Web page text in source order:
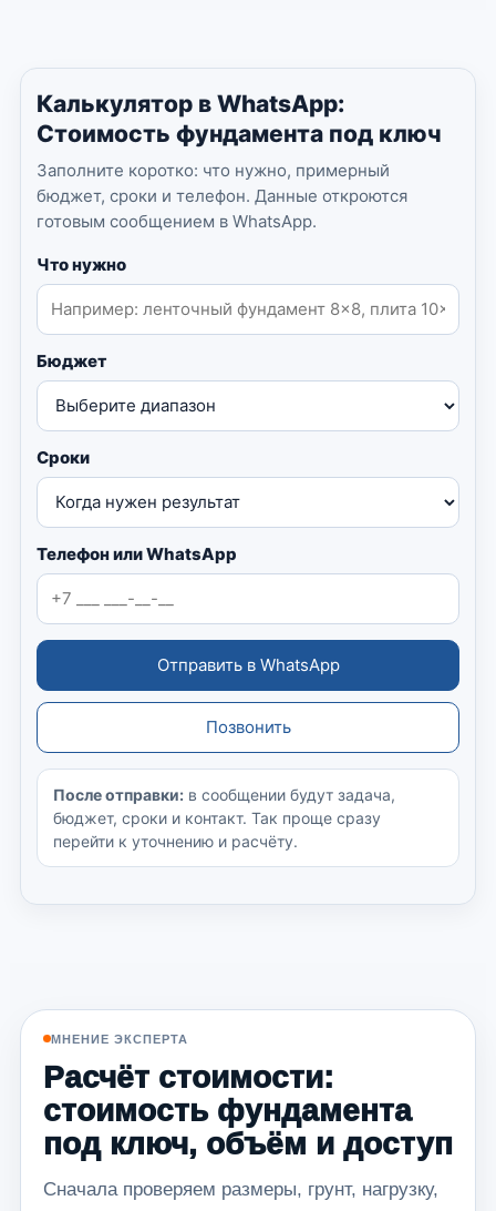
Калькулятор в WhatsApp:
Стоимость фундамента под ключ
Заполните коротко: что нужно, примерный
бюджет, сроки и телефон. Данные откроются
готовым сообщением в WhatsApp.
Что нужно
Бюджет
Сроки
Телефон или WhatsApp
Отправить в WhatsApp
Позвонить
После отправки: в сообщении будут задача,
бюджет, сроки и контакт. Так проще сразу
перейти к уточнению и расчёту.
МНЕНИЕ ЭКСПЕРТА
Расчёт стоимости:
стоимость фундамента
под ключ, объём и доступ
Сначала проверяем размеры, грунт, нагрузку,